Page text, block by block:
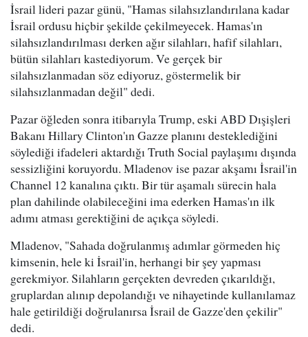
İsrail lideri pazar günü, "Hamas silahsızlandırılana kadar
İsrail ordusu hiçbir şekilde çekilmeyecek. Hamas'ın
silahsızlandırılması derken ağır silahları, hafif silahları,
bütün silahları kastediyorum. Ve gerçek bir
silahsızlanmadan söz ediyoruz, göstermelik bir
silahsızlanmadan değil" dedi.
Pazar öğleden sonra itibarıyla Trump, eski ABD Dışişleri
Bakanı Hillary Clinton'ın Gazze planını desteklediğini
söylediği ifadeleri aktardığı Truth Social paylaşımı dışında
sessizliğini koruyordu. Mladenov ise pazar akşamı İsrail'in
Channel 12 kanalına çıktı. Bir tür aşamalı sürecin hala
plan dahilinde olabileceğini ima ederken Hamas'ın ilk
adımı atması gerektiğini de açıkça söyledi.
Mladenov, "Sahada doğrulanmış adımlar görmeden hiç
kimsenin, hele ki İsrail'in, herhangi bir şey yapması
gerekmiyor. Silahların gerçekten devreden çıkarıldığı,
gruplardan alınıp depolandığı ve nihayetinde kullanılamaz
hale getirildiği doğrulanırsa İsrail de Gazze'den çekilir"
dedi.